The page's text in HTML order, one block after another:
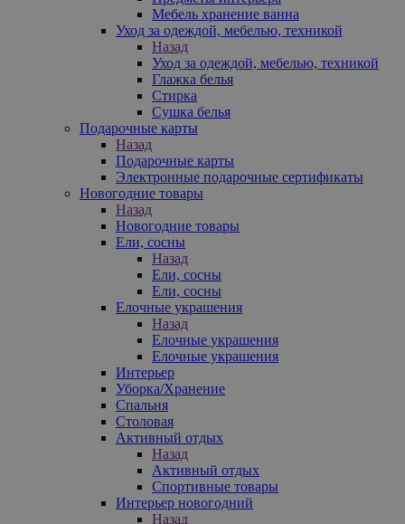
Мебель хранение ванна
Уход за одеждой, мебелью, техникой
Назад
Уход за одеждой, мебелью, техникой
Глажка белья
Стирка
Сушка белья
Подарочные карты
Назад
Подарочные карты
Электронные подарочные сертификаты
Новогодние товары
Назад
Новогодние товары
Ели, сосны
Назад
Ели, сосны
Ели, сосны
Елочные украшения
Назад
Елочные украшения
Елочные украшения
Интерьер
Уборка/Хранение
Спальня
Столовая
Активный отдых
Назад
Активный отдых
Спортивные товары
Интерьер новогодний
Назад